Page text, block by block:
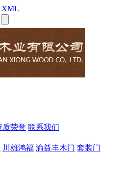
XML
质荣誉 联系我们
川雄鸿福 渝益丰木门 套装门